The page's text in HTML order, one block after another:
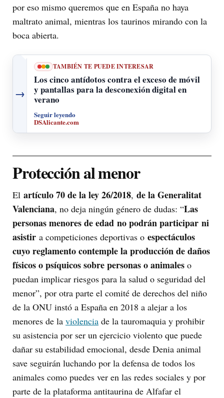
por eso mismo queremos que en España no haya
maltrato animal, mientras los taurinos mirando con la
boca abierta.
→
TAMBIÉN TE PUEDE INTERESAR
Los cinco antídotos contra el exceso de móvil
y pantallas para la desconexión digital en
verano
Seguir leyendo
DSAlicante.com
Protección al menor
El artículo 70 de la ley 26/2018, de la Generalitat
Valenciana, no deja ningún género de dudas: “Las
personas menores de edad no podrán participar ni
asistir a competiciones deportivas o espectáculos
cuyo reglamento contemple la producción de daños
físicos o psíquicos sobre personas o animales o
puedan implicar riesgos para la salud o seguridad del
menor”, por otra parte el comité de derechos del niño
de la ONU instó a España en 2018 a alejar a los
menores de la violencia de la tauromaquia y prohibir
su asistencia por ser un ejercicio violento que puede
dañar su estabilidad emocional, desde Denia animal
save seguirán luchando por la defensa de todos los
animales como puedes ver en las redes sociales y por
parte de la plataforma antitaurina de Alfafar el